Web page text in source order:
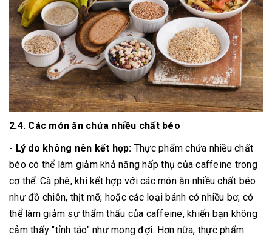
2.4. Các món ăn chứa nhiều chất béo
- Lý do không nên kết hợp: Thực phẩm chứa nhiều chất
béo có thể làm giảm khả năng hấp thụ của caffeine trong
cơ thể. Cà phê, khi kết hợp với các món ăn nhiều chất béo
như đồ chiên, thịt mỡ, hoặc các loại bánh có nhiều bơ, có
thể làm giảm sự thẩm thấu của caffeine, khiến bạn không
cảm thấy "tỉnh táo" như mong đợi. Hơn nữa, thực phẩm